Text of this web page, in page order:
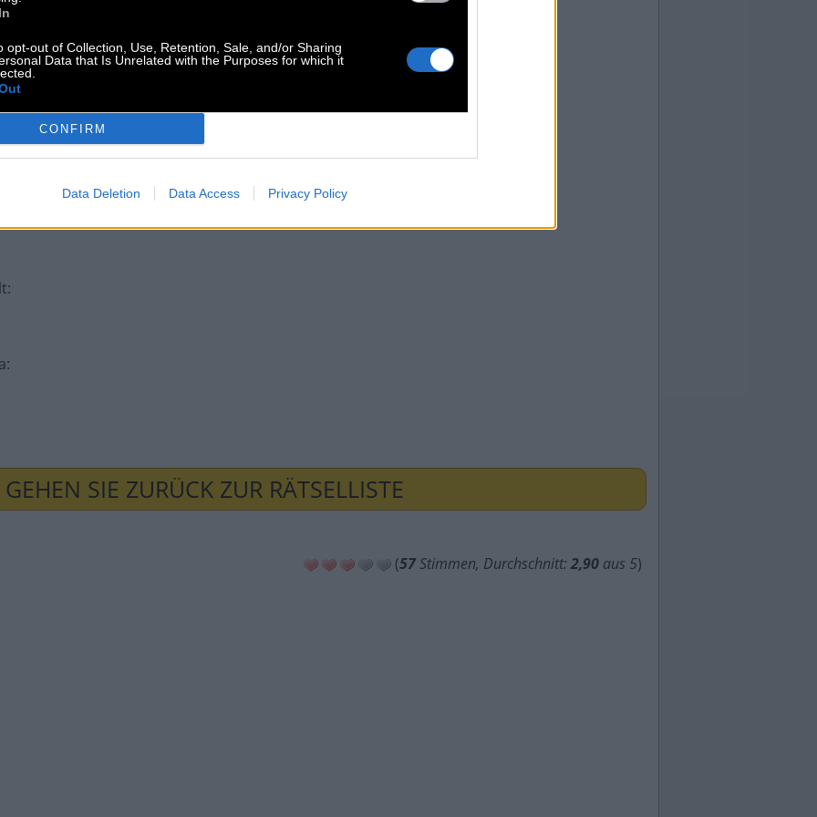
opt-out of Collection, Use, Retention, Sale, and/or Sharing
Data that Is Unrelated with the Purposes for which it
CONFIRM
Data Deletion Data Access Privacy Policy
Pflanzen:
of Your Heart
:
:
GEHEN SIE ZURÜCK ZUR RÄTSELLISTE
(57Stimmen, Durchschnitt: 2,90 aus 5)